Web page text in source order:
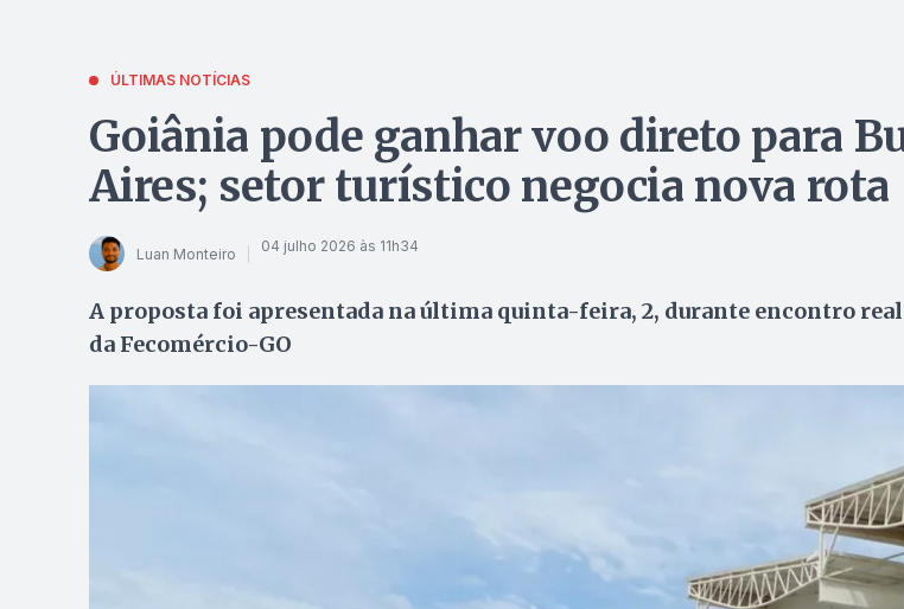
ÚLTIMAS NOTÍCIAS
Goiânia pode ganhar voo direto para
Aires; setor turístico negocia nova rota
Luan Monteiro 04 julho 2026 às 11h34
A proposta foi apresentada na última quinta-feira, 2, durante encontro
da Fecomércio-GO